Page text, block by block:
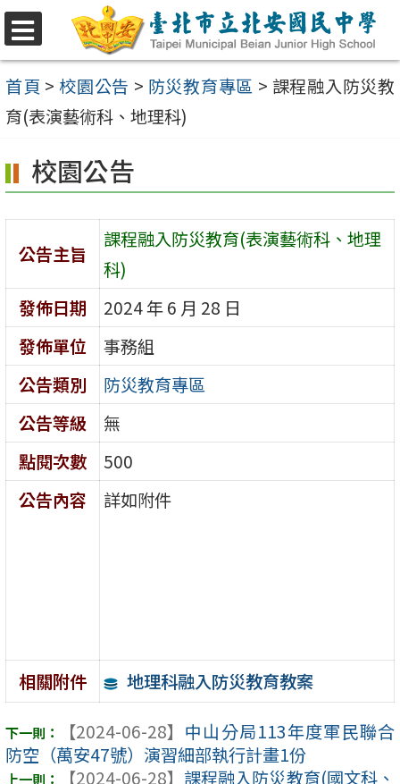
選
單
跳
至
主
要
容
區
首頁 > 校園公告 > 防災教育專區 > 課程融入防災教
育(表演藝術科、地理科)
校園公告
公告主旨
課程融入防災教育(表演藝術科、地理
科)
發佈日期
2024 年 6 月 28 日
發佈單位
事務組
公告類別
防災教育專區
公告等級
無
點閱次數
500
公告內容
詳如附件
相關附件 地理科融入防災教育教案
【2024-06-28】 中山分局113年度軍民聯合
防空（萬安47號）演習細部執行計畫1份
【2024-06-28】 課程融入防災教育(國文科、